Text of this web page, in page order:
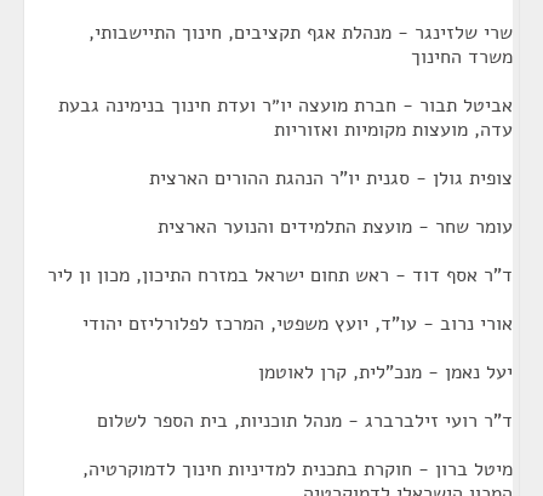
שרי שלזינגר - מנהלת אגף תקציבים, חינוך התיישבותי,
משרד החינוך
אביטל תבור - חברת מועצה יו״ר ועדת חינוך בנימינה גבעת
עדה, מועצות מקומיות ואזוריות
צופית גולן - סגנית יו"ר הנהגת ההורים הארצית
עומר שחר - מועצת התלמידים והנוער הארצית
ד"ר אסף דוד - ראש תחום ישראל במזרח התיכון, מכון ון ליר
אורי נרוב - עו"ד, יועץ משפטי, המרכז לפלורליזם יהודי
יעל נאמן - מנכ"לית, קרן לאוטמן
ד"ר רועי זילברברג - מנהל תוכניות, בית הספר לשלום
מיטל ברון - חוקרת בתכנית למדיניות חינוך לדמוקרטיה,